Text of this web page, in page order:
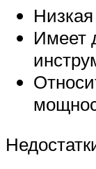
Имеет